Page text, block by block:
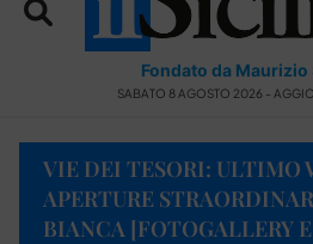
Fondato da Maurizio
SABATO 8 AGOSTO 2026 -
VIE DEI TESORI: ULTIMO
APERTURE
BIANCA [FOTOGALLERY